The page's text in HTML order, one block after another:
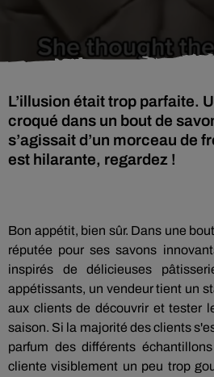
L’illusion était trop parfaite.
croqué dans un bout de
s’agissait d’un morceau de
est hilarante, regardez !
Bon appétit, bien sûr. Dans une
réputée pour ses savons
inspirés de délicieuses
appétissants, un vendeur tient un
aux clients de découvrir et tester
saison. Si la majorité des clients
parfum des différents
cliente visiblement un peu trop